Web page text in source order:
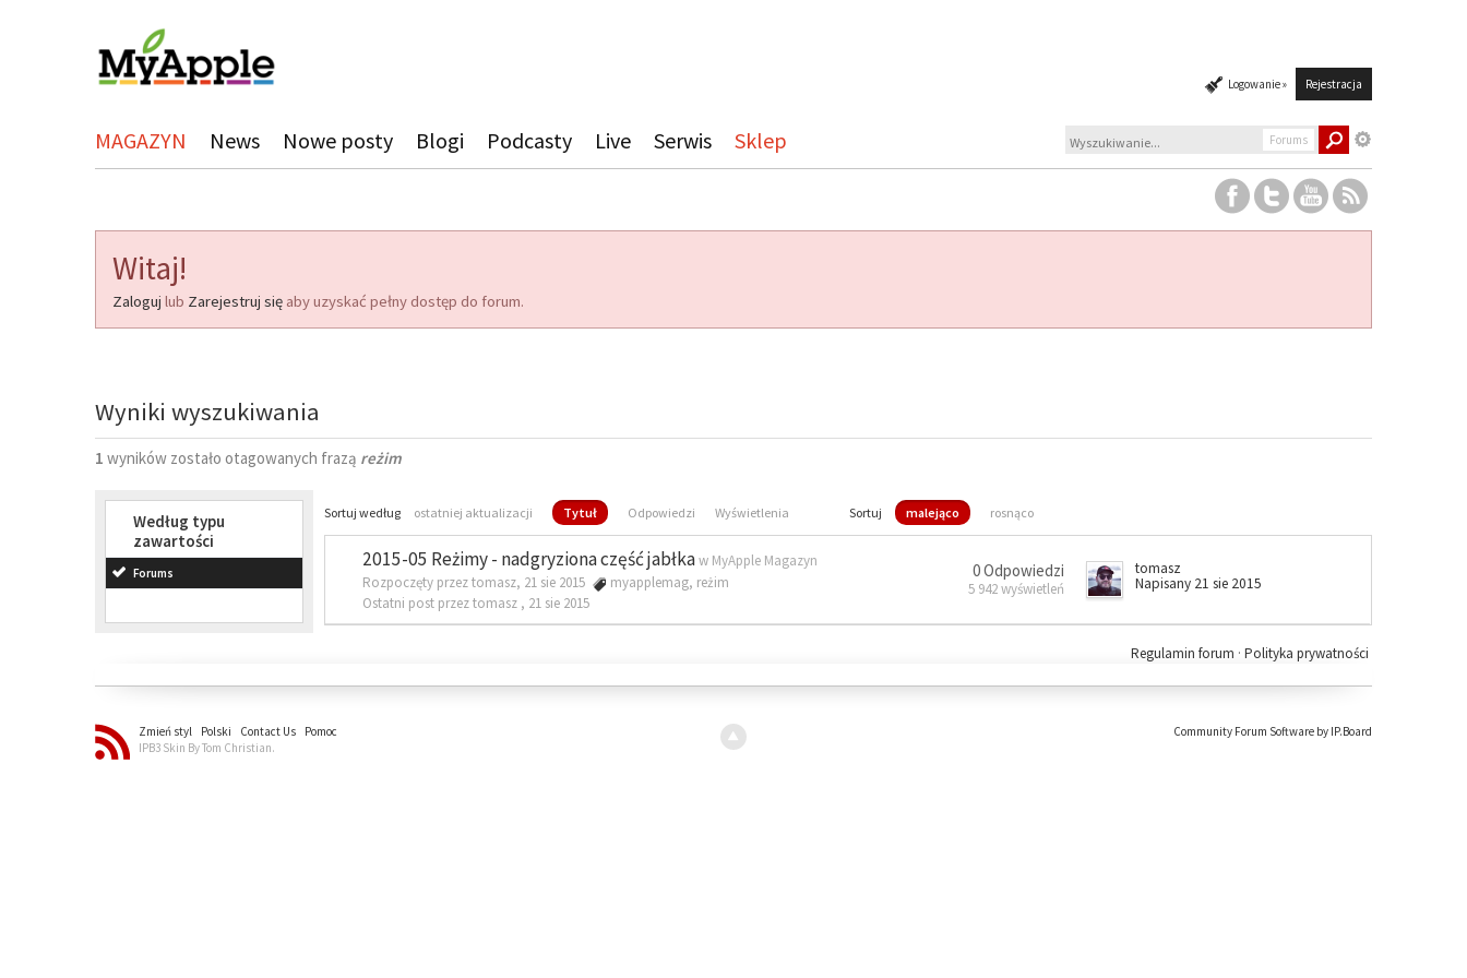
Logowanie » Rejestracja
MAGAZYN News Nowe posty Blogi Podcasty Live Serwis Sklep Forums
Witaj!
Zaloguj lub Zarejestruj się aby uzyskać pełny dostęp do forum.
Wyniki wyszukiwania
1 wyników zostało otagowanych frazą reżim
Według typu
zawartości
Forums
Sortuj według ostatniej aktualizacji Tytuł Odpowiedzi Wyświetlenia Sortuj malejąco rosnąco
2015-05 Reżimy - nadgryziona część jabłkaw MyApple Magazyn
Rozpoczęty przez tomasz, 21 sie 2015
myapplemag, reżim
Ostatni post przez tomasz , 21 sie 2015
0 Odpowiedzi
5 942 wyświetleń
tomasz
Napisany 21 sie 2015
Polityka prywatności
Regulamin forum ·
Zmień styl Polski Contact Us
Pomoc
IPB3 Skin By Tom Christian.
Community Forum Software by IP.Board